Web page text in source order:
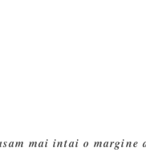
mai intai o margine